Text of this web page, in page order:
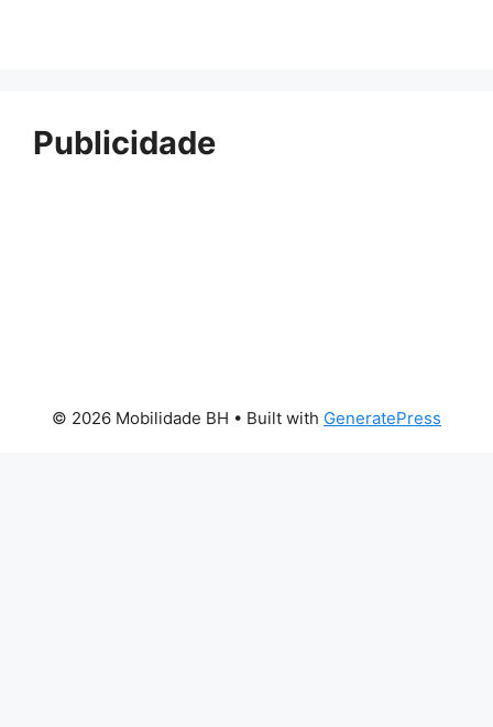
Publicidade
© 2026 Mobilidade BH • Built with GeneratePress